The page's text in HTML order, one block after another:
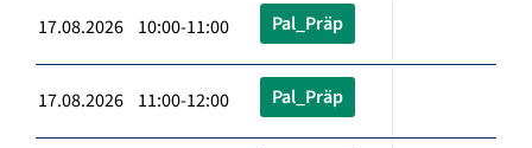
17.08.2026 10:00-11:00 Pal_Präp
17.08.2026 11:00-12:00 Pal_Präp